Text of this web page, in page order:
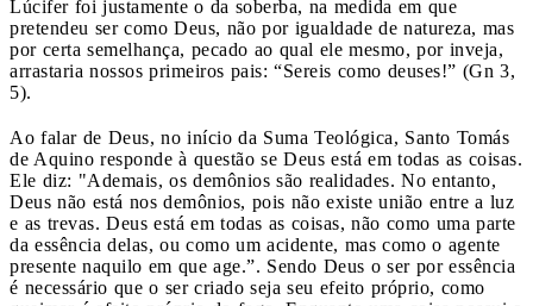
Lúcifer foi justamente o da soberba, na medida em que
pretendeu ser como Deus, não por igualdade de natureza, mas
por certa semelhança, pecado ao qual ele mesmo, por inveja,
arrastaria nossos primeiros pais: “Sereis como deuses!” (Gn 3,
5).
Ao falar de Deus, no início da Suma Teológica, Santo Tomás
de Aquino responde à questão se Deus está em todas as coisas.
Ele diz: "Ademais, os demônios são realidades. No entanto,
Deus não está nos demônios, pois não existe união entre a luz
e as trevas. Deus está em todas as coisas, não como uma parte
da essência delas, ou como um acidente, mas como o agente
presente naquilo em que age.”. Sendo Deus o ser por essência
é necessário que o ser criado seja seu efeito próprio, como